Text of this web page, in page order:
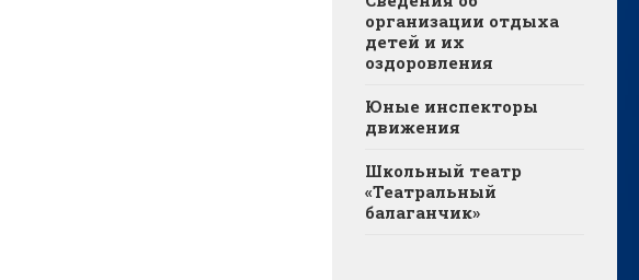
организации отдыха
детей и их
оздоровления
Юные инспекторы
движения
Школьный театр
«Театральный
балаганчик»